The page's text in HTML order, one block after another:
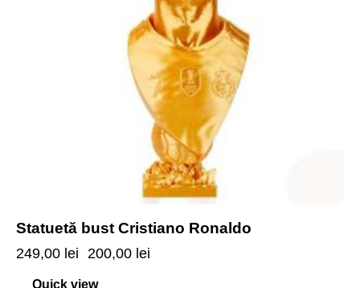
Statuetă bust Cristiano Ronaldo
249,00 lei 200,00 lei
Quick view